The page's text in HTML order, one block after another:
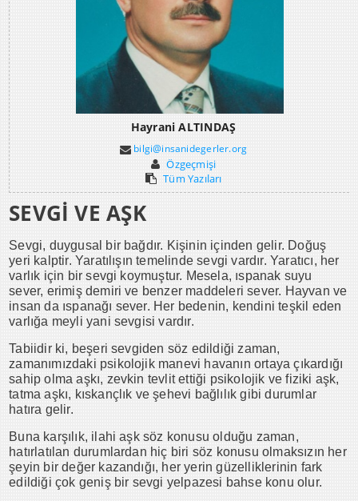
Hayrani ALTINDAŞ
bilgi@insanidegerler.org
Özgeçmişi
Tüm Yazıları
SEVGİ VE AŞK
Sevgi, duygusal bir bağdır. Kişinin içinden gelir. Doğuş
yeri kalptir. Yaratılışın temelinde sevgi vardır. Yaratıcı, her
varlık için bir sevgi koymuştur. Mesela, ıspanak suyu
sever, erimiş demiri ve benzer maddeleri sever. Hayvan ve
insan da ıspanağı sever. Her bedenin, kendini teşkil eden
varlığa meyli yani sevgisi vardır.
Tabiidir ki, beşeri sevgiden söz edildiği zaman,
zamanımızdaki psikolojik manevi havanın ortaya çıkardığı
sahip olma aşkı, zevkin tevlit ettiği psikolojik ve fiziki aşk,
tatma aşkı, kıskançlık ve şehevi bağlılık gibi durumlar
hatıra gelir.
Buna karşılık, ilahi aşk söz konusu olduğu zaman,
hatırlatılan durumlardan hiç biri söz konusu olmaksızın her
şeyin bir değer kazandığı, her yerin güzelliklerinin fark
edildiği çok geniş bir sevgi yelpazesi bahse konu olur.